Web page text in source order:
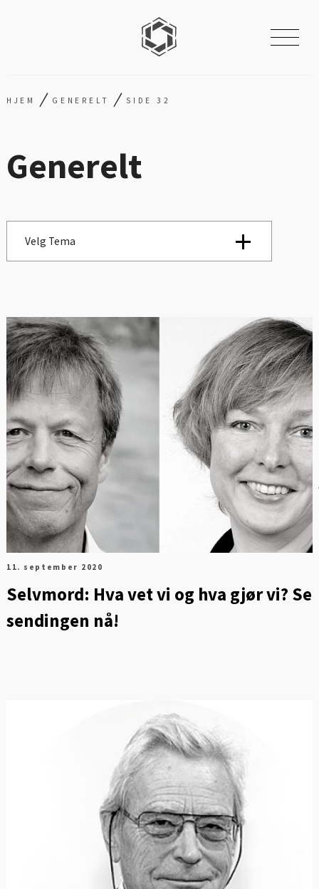
HJEM / GENERELT / SIDE 32
Generelt
Velg Tema
Digitalisering og ledelse
Energi og mobilitet
Fag og fest
Generelt
Helse og kultur
Klima og
sirkulærøkonomi
11. september 2020
Selvmord: Hva vet vi og hva gjør vi? Se
sendingen nå!